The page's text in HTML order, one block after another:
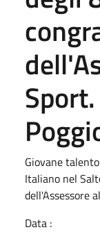
Giovane
Italiano nel
dell'Assessore
Data :